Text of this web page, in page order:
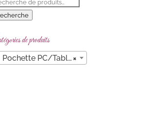
:
de produits
×
Pochette PC/Tablette/Tél